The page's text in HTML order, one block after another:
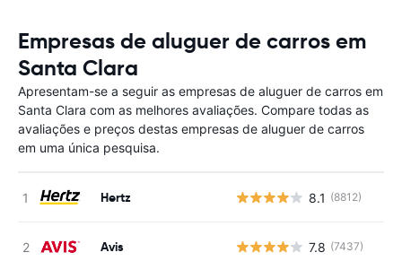
Empresas de aluguer de carros em
Santa Clara
Apresentam-se a seguir as empresas de aluguer de carros em
Santa Clara com as melhores avaliações. Compare todas as
avaliações e preços destas empresas de aluguer de carros
em uma única pesquisa.
Hertz 8.1 (8812)
Avis 7.8 (7437)